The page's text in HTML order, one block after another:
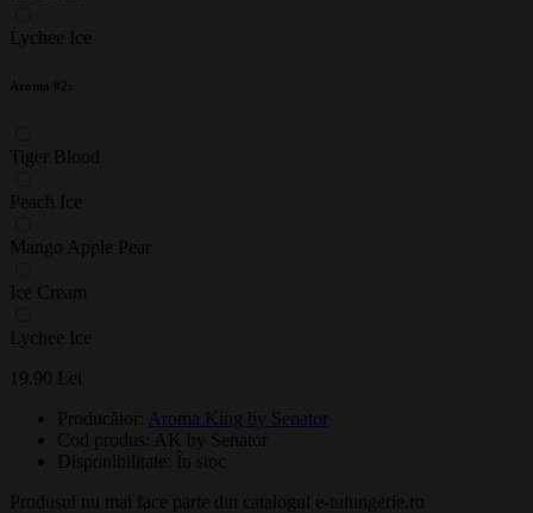
Lychee Ice
Aroma #2:
Tiger Blood
Peach Ice
Mango Apple Pear
Ice Cream
Lychee Ice
19.90 Lei
Producător:
Aroma King by Senator
Cod produs: AK by Senator
Disponibilitate:
În stoc
Produsul nu mai face parte din catalogul e-tutungerie.ro